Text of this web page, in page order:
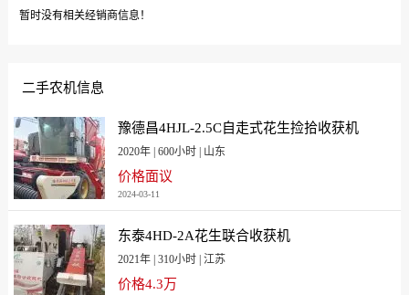
暂时没有相关经销商信息！
二手农机信息
豫德昌4HJL-2.5C自走式花生捡拾收获机
2020年 | 600小时 | 山东
价格面议
2024-03-11
东泰4HD-2A花生联合收获机
2021年 | 310小时 | 江苏
价格4.3万